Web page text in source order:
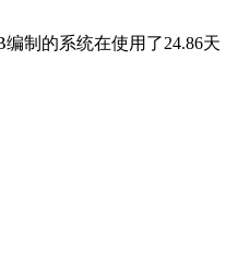
编制的系统在使用了24.86天